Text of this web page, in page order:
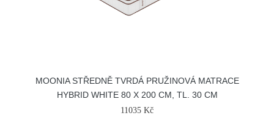
MOONIA STŘEDNĚ TVRDÁ PRUŽINOVÁ MATRACE
HYBRID WHITE 80 X 200 CM, TL. 30 CM
11035 Kč